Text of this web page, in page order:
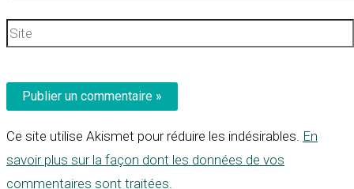
Site
Ce site utilise Akismet pour réduire les indésirables. En
savoir plus sur la façon dont les données de vos
commentaires sont traitées